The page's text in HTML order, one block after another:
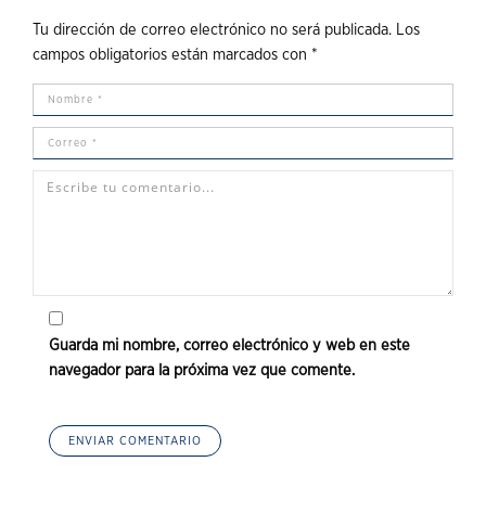
Tu dirección de correo electrónico no será publicada.
Los
campos obligatorios están marcados con *
Guarda mi nombre, correo electrónico y web en este
navegador para la próxima vez que comente.